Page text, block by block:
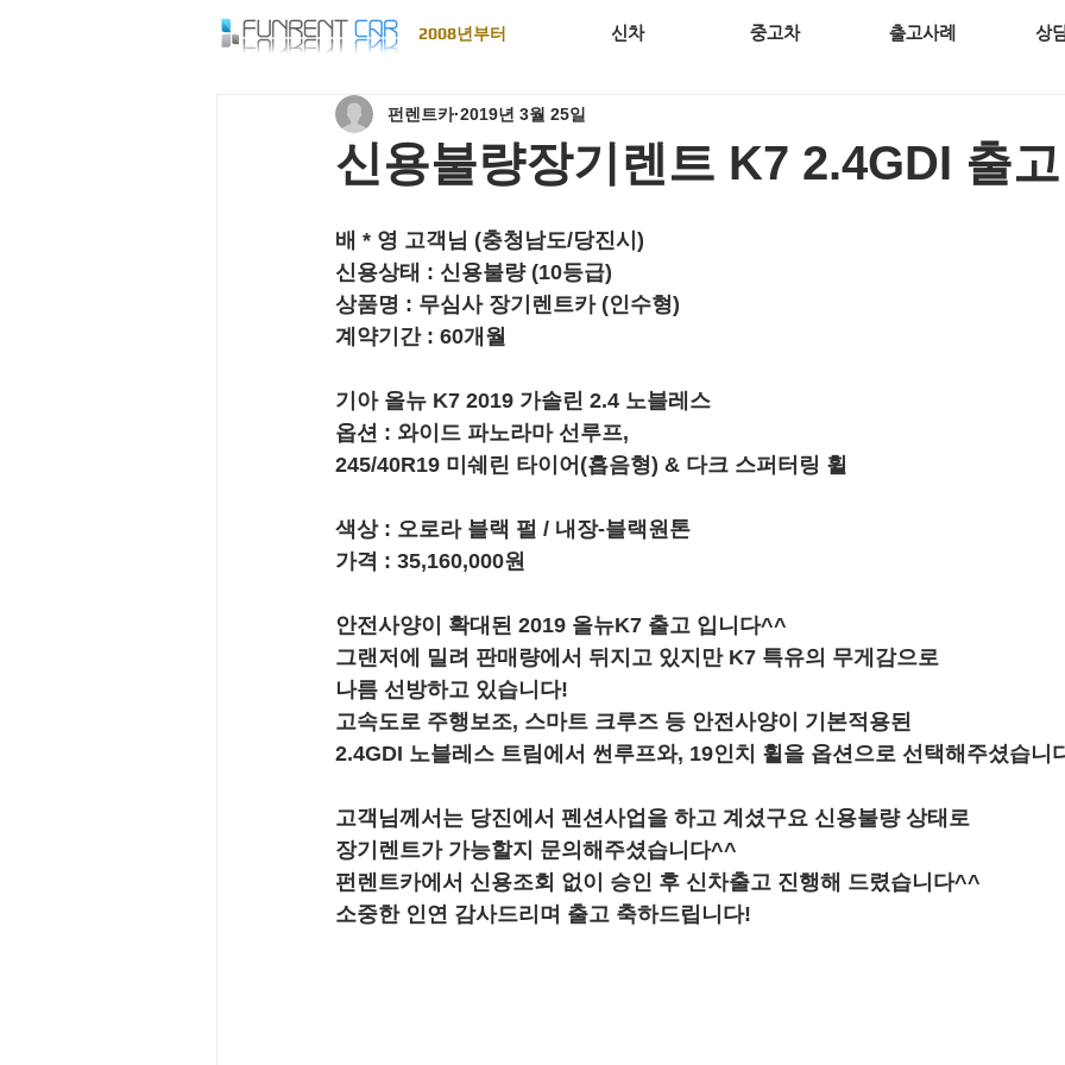
2008년부터 신차 중고차 출고사례 상
신용불량장기렌트 K7 2.4GDI 출고
펀렌트카 2019년 3월 25일
배 * 영 고객님 (충청남도/당진시)
신용상태 : 신용불량 (10등급)
상품명 : 무심사 장기렌트카 (인수형)
계약기간 : 60개월
기아 올뉴 K7 2019 가솔린 2.4 노블레스
옵션 : 와이드 파노라마 선루프,
245/40R19 미쉐린 타이어(흡음형) & 다크 스퍼터링 휠
색상 : 오로라 블랙 펄 / 내장-블랙원톤
가격 : 35,160,000원
안전사양이 확대된 2019 올뉴K7 출고 입니다^^
그랜저에 밀려 판매량에서 뒤지고 있지만 K7 특유의 무게감으로
나름 선방하고 있습니다!
고속도로 주행보조, 스마트 크루즈 등 안전사양이 기본적용된
2.4GDI 노블레스 트림에서 썬루프와, 19인치 휠을 옵션으로 선택해주셨습니
고객님께서는 당진에서 펜션사업을 하고 계셨구요 신용불량 상태로
장기렌트가 가능할지 문의해주셨습니다^^
펀렌트카에서 신용조회 없이 승인 후 신차출고 진행해 드렸습니다^^
소중한 인연 감사드리며 출고 축하드립니다!